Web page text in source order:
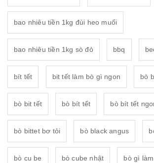
bao nhiêu tiền 1kg đùi heo muối
bao nhiêu tiền 1kg sò đỏ bbq
bít tết bit tết làm bò gì ngon bò
bò bit tết bò bít tết bò bít tết
bò bittet bơ tỏi bò black angus
bò cu be bò cube nhật bò gì